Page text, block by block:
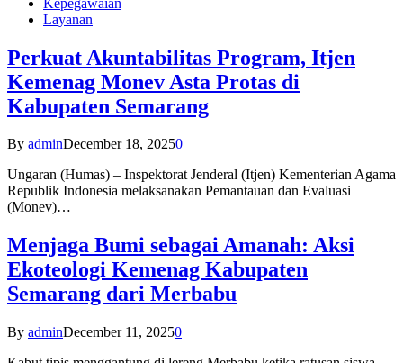
Layanan
Perkuat Akuntabilitas Program, Itjen
Kemenag Monev Asta Protas di
Kabupaten Semarang
By adminDecember 18, 20250
Ungaran (Humas) – Inspektorat Jenderal (Itjen) Kementerian Agama
Republik Indonesia melaksanakan Pemantauan dan Evaluasi
(Monev)…
Menjaga Bumi sebagai Amanah: Aksi
Ekoteologi Kemenag Kabupaten
Semarang dari Merbabu
By adminDecember 11, 20250